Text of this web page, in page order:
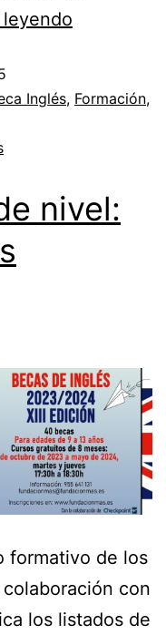
Inglés, Formación,
nivel:
formativo de los
con
los listados de